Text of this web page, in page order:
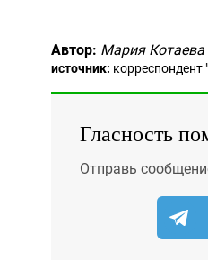
Автор: Мария Котаева
источник: корреспондент
Гласность
Отправь